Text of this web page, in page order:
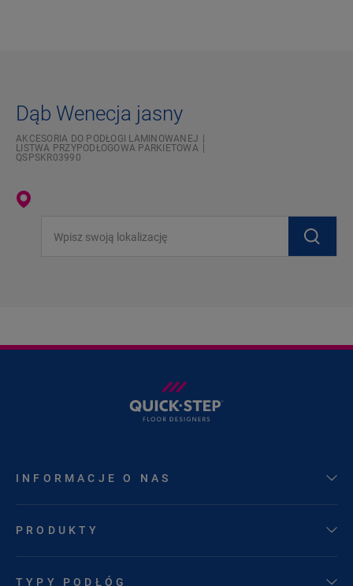
Dąb Wenecja jasny
AKCESORIA DO PODŁOGI LAMINOWANEJ
LISTWA PRZYPODŁOGOWA PARKIETOWA
QSPSKR03990
INFORMACJE O NAS
PRODUKTY
TYPY PODŁÓG